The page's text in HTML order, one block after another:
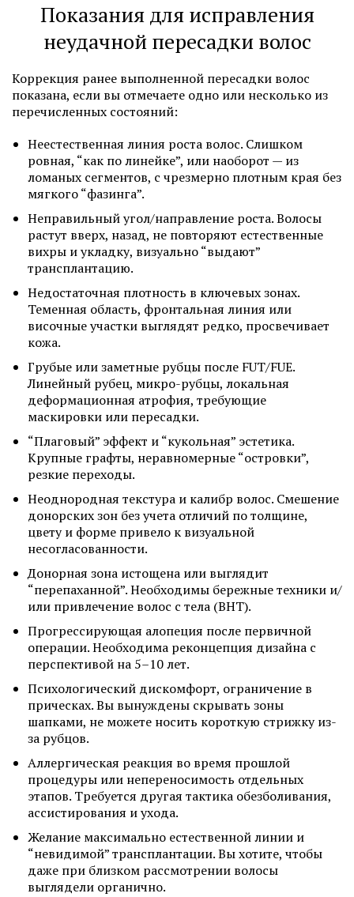
Показания для исправления
неудачной пересадки волос
Коррекция ранее выполненной пересадки волос
показана, если вы отмечаете одно или несколько из
перечисленных состояний:
Неестественная линия роста волос. Слишком
ровная, “как по линейке”, или наоборот — из
ломаных сегментов, с чрезмерно плотным края без
мягкого “фазинга”.
Неправильный угол/направление роста. Волосы
растут вверх, назад, не повторяют естественные
вихры и укладку, визуально “выдают”
трансплантацию.
Недостаточная плотность в ключевых зонах.
Теменная область, фронтальная линия или
височные участки выглядят редко, просвечивает
кожа.
Грубые или заметные рубцы после FUT/FUE.
Линейный рубец, микро-рубцы, локальная
деформационная атрофия, требующие
маскировки или пересадки.
“Плаговый” эффект и “кукольная” эстетика.
Крупные графты, неравномерные “островки”,
резкие переходы.
Неоднородная текстура и калибр волос. Смешение
донорских зон без учета отличий по толщине,
цвету и форме привело к визуальной
несогласованности.
Донорная зона истощена или выглядит
“перепаханной”. Необходимы бережные техники и/
или привлечение волос с тела (BHT).
Прогрессирующая алопеция после первичной
операции. Необходима реконцепция дизайна с
перспективой на 5–10 лет.
Психологический дискомфорт, ограничение в
прическах. Вы вынуждены скрывать зоны
шапками, не можете носить короткую стрижку из-
за рубцов.
Аллергическая реакция во время прошлой
процедуры или непереносимость отдельных
этапов. Требуется другая тактика обезболивания,
ассистирования и ухода.
Желание максимально естественной линии и
“невидимой” трансплантации. Вы хотите, чтобы
даже при близком рассмотрении волосы
выглядели органично.